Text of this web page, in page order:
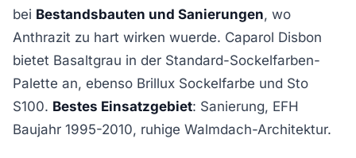
bei Bestandsbauten und Sanierungen, wo
Anthrazit zu hart wirken wuerde. Caparol Disbon
bietet Basaltgrau in der Standard-Sockelfarben-
Palette an, ebenso Brillux Sockelfarbe und Sto
S100. Bestes Einsatzgebiet: Sanierung, EFH
Baujahr 1995-2010, ruhige Walmdach-Architektur.